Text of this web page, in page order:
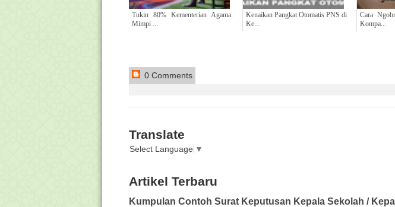
Tukin 80% Kementerian Agama:
Mimpi ...
Kenaikan Pangkat Otomatis PNS di
Ke...
Cara
Kompa...
0 Comments
Translate
Select Language ▼
Artikel Terbaru
Kumpulan Contoh Surat Keputusan Kepala Sekolah /